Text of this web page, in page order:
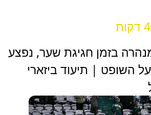
4 דקות
בזמן חגיגת שער, נפצע
השופט | תיעוד ביזארי